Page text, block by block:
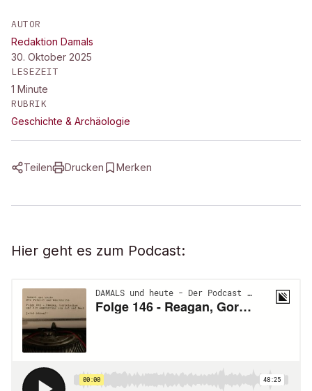
AUTOR
Redaktion Damals
30. Oktober 2025
LESEZEIT
1 Minute
RUBRIK
Geschichte & Archäologie
Teilen Drucken Merken
Hier geht es zum Podcast: